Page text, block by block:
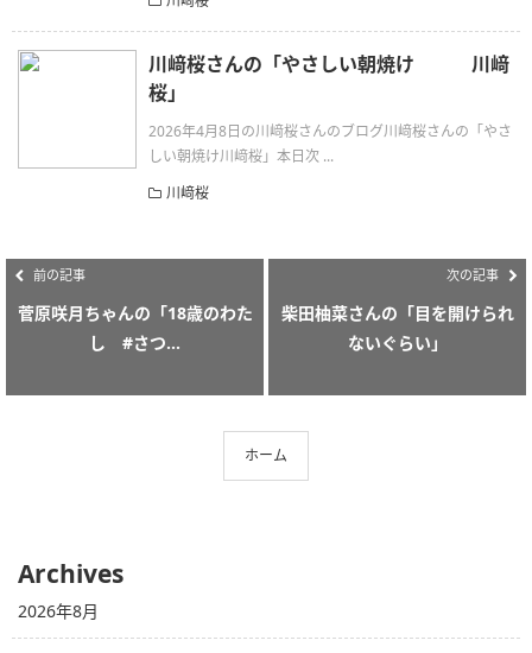
川﨑桜さんの「やさしい朝焼け 川﨑
桜」
2026年4月8日の川﨑桜さんのブログ川﨑桜さんの「やさ
しい朝焼け川﨑桜」本日次 ...
川﨑桜
前の記事
菅原咲月ちゃんの「18歳のわた
し #さつ...
次の記事
柴田柚菜さんの「目を開けられ
ないぐらい」
ホーム
Archives
2026年8月